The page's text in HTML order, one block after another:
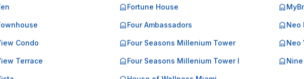
Condo
Terrace
Fortune House
Four Ambassadors
Four Seasons Millenium Tower
Four Seasons Millenium Tower I
Neo
Neo